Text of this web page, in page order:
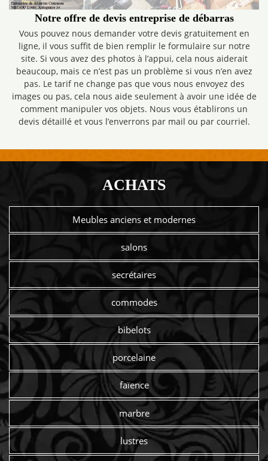
Notre offre de devis entreprise de débarras
Vous pouvez nous demander votre devis gratuitement en
ligne, il vous suffit de bien remplir le formulaire sur notre
site. Si vous avez des photos à l’appui, cela nous aiderait
beaucoup, mais ce n’est pas un problème si vous n’en avez
pas. Le tarif ne change pas que vous nous envoyez des
images ou pas, cela nous aide seulement à avoir une idée de
comment manipuler vos objets. Nous vous établirons un
devis détaillé et vous l’enverrons par mail ou par courriel.
ACHATS
Meubles anciens et modernes
salons
secrétaires
commodes
bibelots
porcelaine
faïence
marbre
lustres